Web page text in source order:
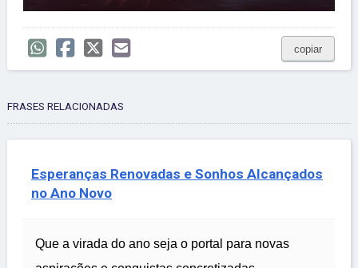
copiar
FRASES RELACIONADAS
Esperanças Renovadas e Sonhos Alcançados
no Ano Novo
Que a virada do ano seja o portal para novas